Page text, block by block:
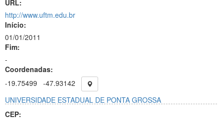
URL:
http://www.uftm.edu.br
Início:
01/01/2011
Fim:
-
Coordenadas:
-19.75499
-47.93142
UNIVERSIDADE ESTADUAL DE PONTA GROSSA
CEP: